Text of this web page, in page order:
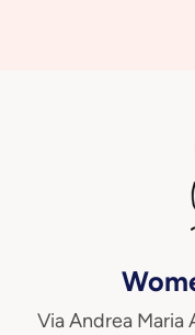
Via Andrea Maria